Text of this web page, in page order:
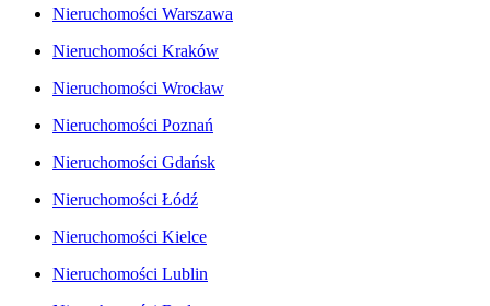
Nieruchomości Warszawa
Nieruchomości Kraków
Nieruchomości Wrocław
Nieruchomości Poznań
Nieruchomości Gdańsk
Nieruchomości Łódź
Nieruchomości Kielce
Nieruchomości Lublin